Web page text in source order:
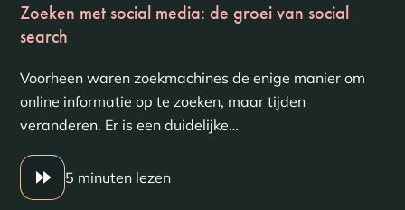
Zoeken met social media: de groei van social
search
Voorheen waren zoekmachines de enige manier om
online informatie op te zoeken, maar tijden
veranderen. Er is een duidelijke…
5 minuten lezen